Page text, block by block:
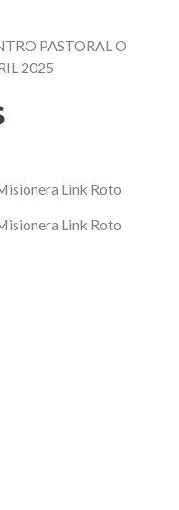
PASTORAL O
2025
Link Roto
Link Roto